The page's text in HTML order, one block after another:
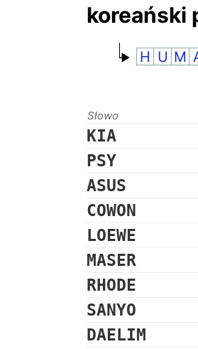
koreański
H U M
Słowo
KIA
PSY
ASUS
COWON
LOEWE
MASER
RHODE
SANYO
DAELIM